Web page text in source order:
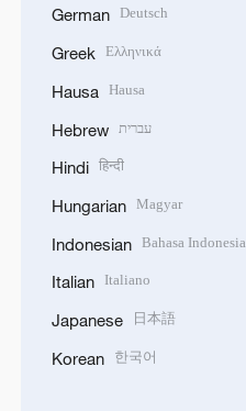
German Deutsch
Greek Ελληνικά
Hausa Hausa
Hebrew עברית
Hindi हिन्दी
Hungarian Magyar
Indonesian Bahasa Indonesia
Italian Italiano
Japanese 日本語
Korean 한국어